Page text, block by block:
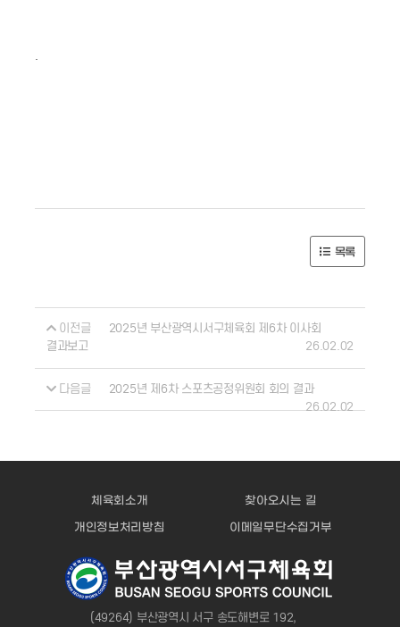
.
목록
이전글
2025년 부산광역시서구체육회 제6차 이사회
결과보고
26.02.02
다음글
2025년 제6차 스포츠공정위원회 회의 결과
26.02.02
체육회소개 찾아오시는 길
개인정보처리방침 이메일무단수집거부
(49264) 부산광역시 서구 송도해변로 192,